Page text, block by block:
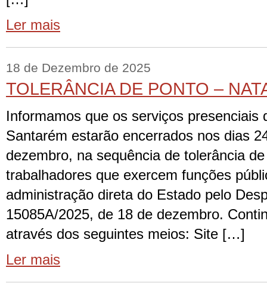
Ler mais
18 de Dezembro de 2025
TOLERÂNCIA DE PONTO –
Informamos que os serviços presenciais
Santarém estarão encerrados nos dias
dezembro, na sequência de tolerância
trabalhadores que exercem funções
administração direta do Estado pelo
15085A/2025, de 18 de dezembro.
através dos seguintes meios: Site […]
Ler mais